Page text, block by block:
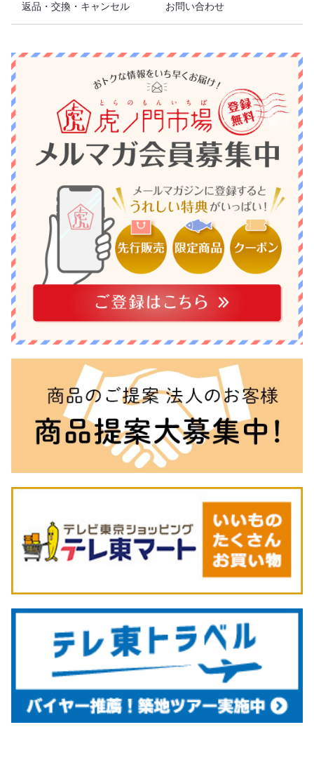
返品・交換・キャンセル
お問い合わせ